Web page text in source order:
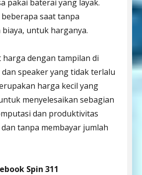
pakai baterai yang layak.
saat tanpa
untuk harganya.
dengan tampilan di
speaker yang tidak terlalu
harga kecil yang
menyelesaikan sebagian
dan produktivitas
tanpa membayar jumlah
Spin 311